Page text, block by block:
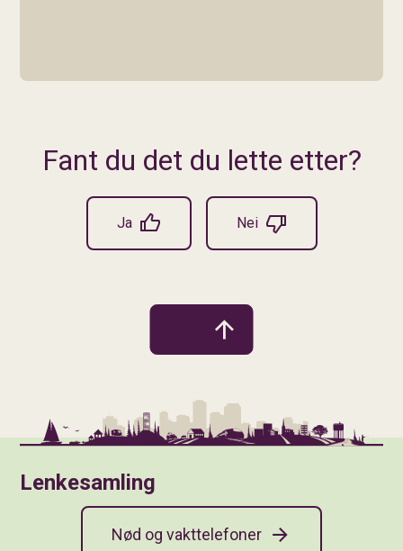
Fant du det du lette etter?
Ja Nei
Lenkesamling
Nød og vakttelefoner